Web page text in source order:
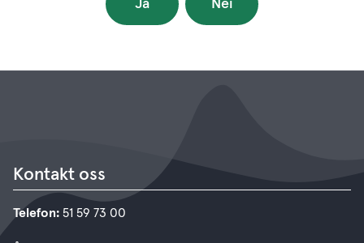
Ja Nei
Kontakt oss
Telefon: 51 59 73 00